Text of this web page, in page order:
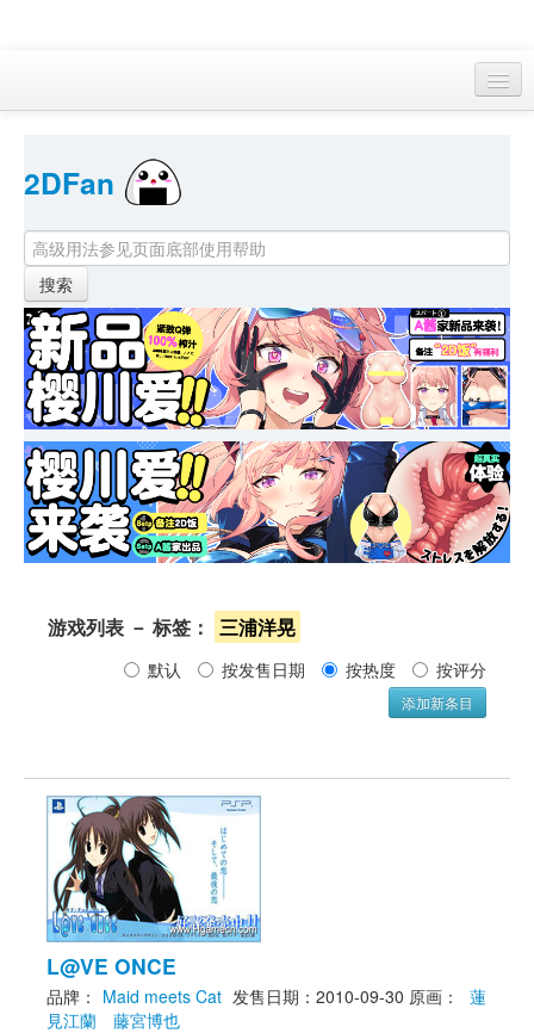
首页
找游戏
下资源
目录
本月新作
站内动态
小组
KF Online
2DFan
游戏列表 － 标签： 三浦洋晃
默认 按发售日期 按热度 按评分
添加新条目
L@VE ONCE
品牌： Maid meets Cat 发售日期：2010-09-30 原画：
蓮
見江蘭
藤宮博也